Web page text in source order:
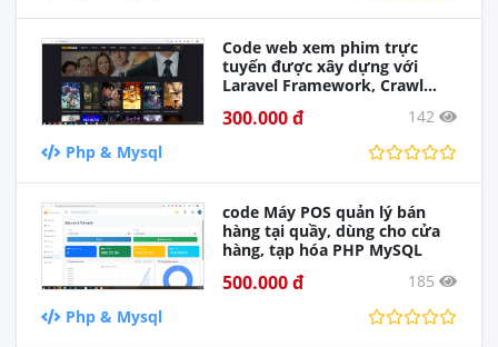
Code web xem phim trực
tuyến được xây dựng với
Laravel Framework, Crawl
đăng phim
300.000 đ
142
Php & Mysql
code Máy POS quản lý bán
hàng tại quầy, dùng cho cửa
hàng, tạp hóa PHP MySQL
500.000 đ
185
Php & Mysql